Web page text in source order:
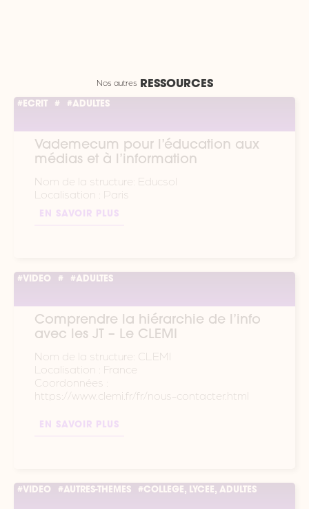
Nos autres RESSOURCES
#ECRIT # #ADULTES
Vademecum pour l’éducation aux
médias et à l’information
Nom de la structure: Educsol
Localisation : Paris
EN SAVOIR PLUS
#VIDEO # #ADULTES
Comprendre la hiérarchie de l’info
avec les JT – Le CLEMI
Nom de la structure: CLEMI
Localisation : France
Coordonnées :
https://www.clemi.fr/fr/nous-contacter.html
EN SAVOIR PLUS
#VIDEO #AUTRES-THEMES #COLLEGE, LYCEE, ADULTES